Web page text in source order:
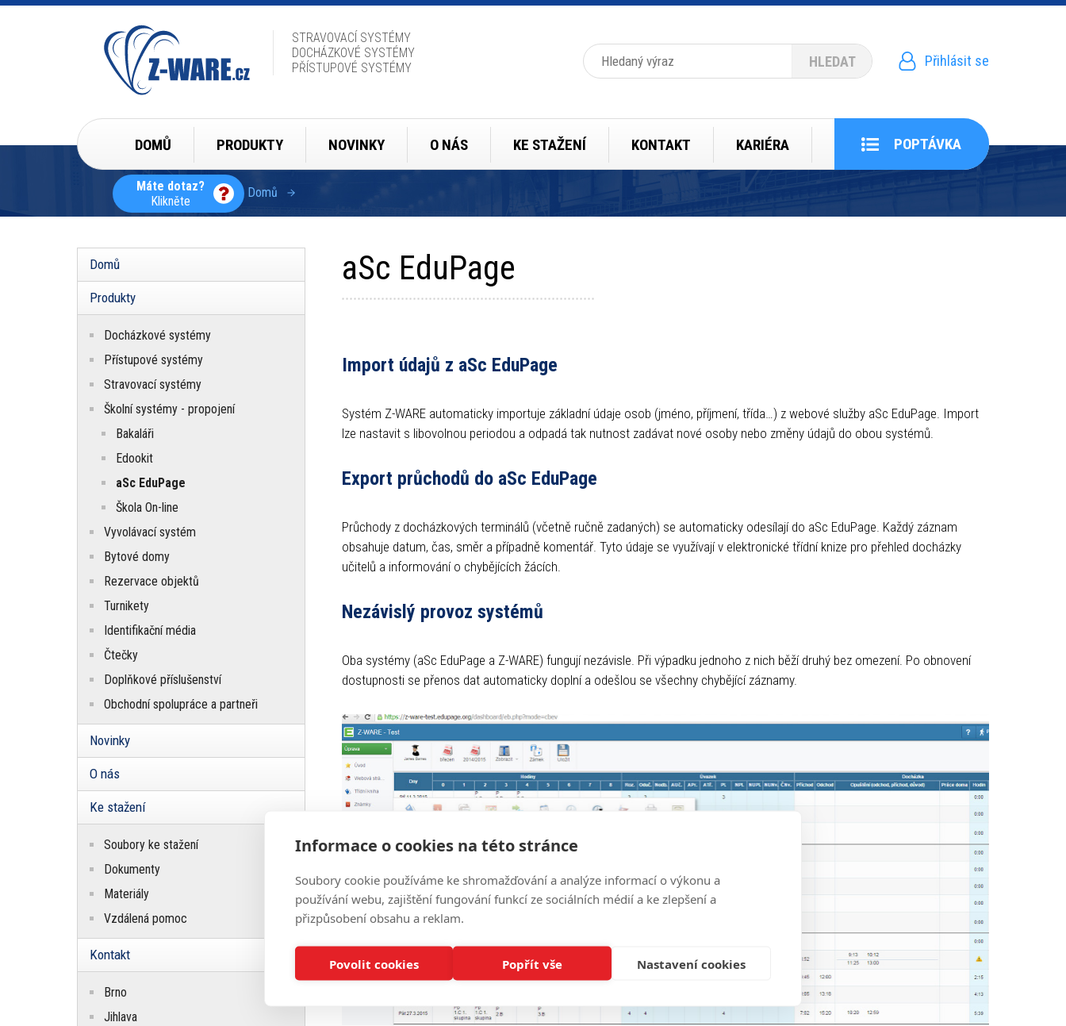
Informace o cookies na této stránce
Soubory cookie používáme ke shromažďování a analýze informací o výkonu a
používání webu, zajištění fungování funkcí ze sociálních médií a ke zlepšení a
přizpůsobení obsahu a reklam.
Povolit cookies Popřít vše Nastavení cookies
Přejít
STRAVOVACÍ SYSTÉMY
DOCHÁZKOVÉ SYSTÉMY
PŘÍSTUPOVÉ SYSTÉMY
Menu
účtu
Přihlásit se
Hledat
Hlavní
navigace
DOMŮ PRODUKTY NOVINKY O NÁS KE STAŽENÍ KONTAKT KARIÉRA POPTÁVKA
Máte dotaz?
Klikněte
Drobečková
Domů
aSc EduPage
Import údajů z aSc EduPage
Systém Z-WARE automaticky importuje základní údaje osob (jméno, příjmení, třída…) z webové služby aSc EduPage. Import
lze nastavit s libovolnou periodou a odpadá tak nutnost zadávat nové osoby nebo změny údajů do obou systémů.
Export průchodů do aSc EduPage
Průchody z docházkových terminálů (včetně ručně zadaných) se automaticky odesílají do aSc EduPage. Každý záznam
obsahuje datum, čas, směr a případně komentář. Tyto údaje se využívají v elektronické třídní knize pro přehled docházky
učitelů a informování o chybějících žácích.
Nezávislý provoz systémů
Oba systémy (aSc EduPage a Z-WARE) fungují nezávisle. Při výpadku jednoho z nich běží druhý bez omezení. Po obnovení
dostupnosti se přenos dat automaticky doplní a odešlou se všechny chybějící záznamy.
Hlavní
navigace
Domů
Produkty
Docházkové systémy
Přístupové systémy
Stravovací systémy
Školní systémy - propojení
Bakaláři
Edookit
aSc EduPage
Škola On-line
Vyvolávací systém
Bytové domy
Rezervace objektů
Turnikety
Identifikační média
Čtečky
Doplňkové příslušenství
Obchodní spolupráce a partneři
Novinky
O nás
Ke stažení
Soubory ke stažení
Dokumenty
Materiály
Vzdálená pomoc
Kontakt
Brno
Jihlava